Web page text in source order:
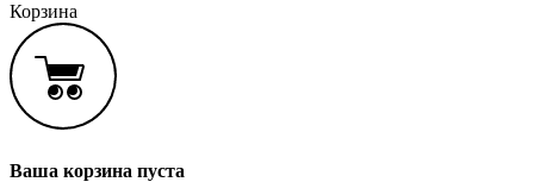
Корзина
Ваша корзина пуста